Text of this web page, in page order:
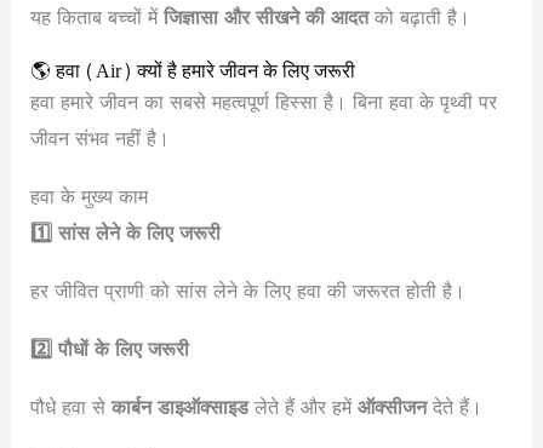
यह किताब बच्चों मेंजिज्ञासा और सीखने की आदतको बढ़ाती है।
🌎 हवा (Air) क्यों है हमारे जीवन के लिए जरूरी
हवा हमारे जीवन का सबसे महत्वपूर्ण हिस्सा है। बिना हवा के पृथ्वी पर
जीवन संभव नहीं है।
हवा के मुख्य काम
1️⃣ सांस लेने के लिए जरूरी
हर जीवित प्राणी को सांस लेने के लिए हवा की जरूरत होती है।
2️⃣ पौधों के लिए जरूरी
पौधे हवा सेकार्बन डाइऑक्साइडलेते हैं और हमेंऑक्सीजनदेते हैं।